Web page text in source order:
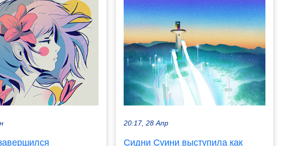
20:17, 28 Апр
Сидни Суини выступила как